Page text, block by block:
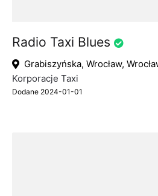
Radio Taxi Blues
Grabiszyńska, Wrocław,
Korporacje Taxi
Dodane 2024-01-01